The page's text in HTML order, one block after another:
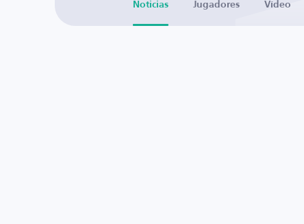
Noticias Jugadores Vídeo